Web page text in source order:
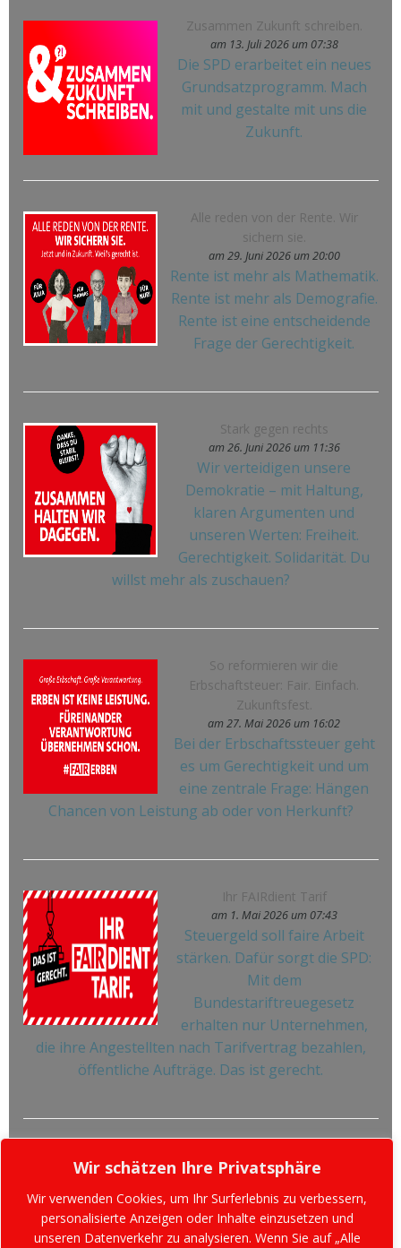
Wir schätzen Ihre Privatsphäre
Wir verwenden Cookies, um Ihr Surferlebnis zu verbessern,
personalisierte Anzeigen oder Inhalte einzusetzen und
unseren Datenverkehr zu analysieren. Wenn Sie auf „Alle
Zusammen Zukunft schreiben.
am 13. Juli 2026 um 07:38
Die SPD erarbeitet ein neues
Grundsatzprogramm. Mach
mit und gestalte mit uns die
Zukunft.
Alle reden von der Rente. Wir
sichern sie.
am 29. Juni 2026 um 20:00
Rente ist mehr als Mathematik.
Rente ist mehr als Demografie.
Rente ist eine entscheidende
Frage der Gerechtigkeit.
Stark gegen rechts
am 26. Juni 2026 um 11:36
Wir verteidigen unsere
Demokratie – mit Haltung,
klaren Argumenten und
unseren Werten: Freiheit.
Gerechtigkeit. Solidarität. Du
willst mehr als zuschauen?
So reformieren wir die
Erbschaftsteuer: Fair. Einfach.
Zukunftsfest.
am 27. Mai 2026 um 16:02
Bei der Erbschaftssteuer geht
es um Gerechtigkeit und um
eine zentrale Frage: Hängen
Chancen von Leistung ab oder von Herkunft?
Ihr FAIRdient Tarif
am 1. Mai 2026 um 07:43
Steuergeld soll faire Arbeit
stärken. Dafür sorgt die SPD:
Mit dem
Bundestariftreuegesetz
erhalten nur Unternehmen,
die ihre Angestellten nach Tarifvertrag bezahlen,
öffentliche Aufträge. Das ist gerecht.